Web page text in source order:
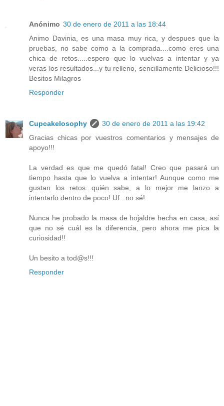
Anónimo 30 de enero de 2011 a las 18:44
Animo Davinia, es una masa muy rica, y despues que la
pruebas, no sabe como a la comprada....como eres una
chica de retos.....espero que lo vuelvas a intentar y ya
veras los resultados...y tu relleno, sencillamente Delicioso!!!
Besitos Milagros
Responder
Cupcakelosophy
30 de enero de 2011 a las 19:42
Gracias chicas por vuestros comentarios y mensajes de
apoyo!!!
La verdad es que me quedó fatal! Creo que pasará un
tiempo hasta que lo vuelva a intentar! Aunque como me
gustan los retos...quién sabe, a lo mejor me lanzo a
intentarlo dentro de poco! Uf...no sé!
Nunca he probado la masa de hojaldre hecha en casa, así
que no sé cuál es la diferencia, pero ahora me pica la
curiosidad!!
Un besito a tod@s!!!
Responder